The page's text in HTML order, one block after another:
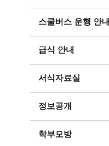
스쿨버스 운행 안내
급식 안내
서식자료실
정보공개
학부모방